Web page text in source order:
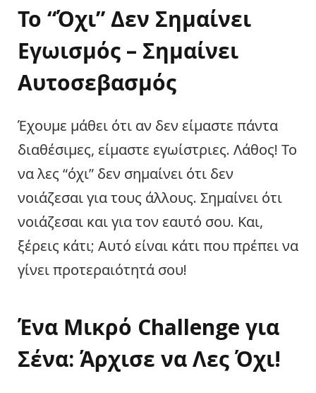
Το “Όχι” Δεν Σημαίνει
Εγωισμός – Σημαίνει
Αυτοσεβασμός
Έχουμε μάθει ότι αν δεν είμαστε πάντα
διαθέσιμες, είμαστε εγωίστριες. Λάθος! Το
να λες “όχι” δεν σημαίνει ότι δεν
νοιάζεσαι για τους άλλους. Σημαίνει ότι
νοιάζεσαι και για τον εαυτό σου. Και,
ξέρεις κάτι; Αυτό είναι κάτι που πρέπει να
γίνει προτεραιότητά σου!
Ένα Μικρό Challenge για
Σένα: Άρχισε να Λες Όχι!